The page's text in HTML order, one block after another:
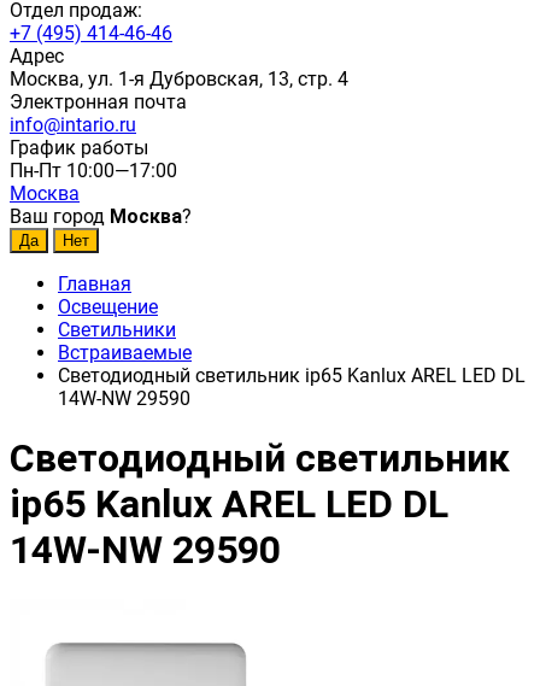
Отдел продаж:
+7 (495) 414-46-46
Адрес
Москва, ул. 1-я Дубровская, 13, стр. 4
Электронная почта
info@intario.ru
График работы
Пн-Пт 10:00—17:00
Москва
Ваш город Москва?
Главная
Освещение
Светильники
Встраиваемые
Светодиодный светильник ip65 Kanlux AREL LED DL
14W-NW 29590
Светодиодный светильник
ip65 Kanlux AREL LED DL
14W-NW 29590